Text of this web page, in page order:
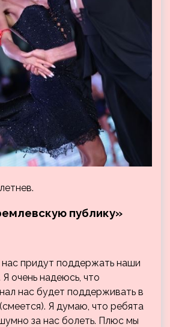
публику»
придут поддержать наши
очень надеюсь, что
нас будет поддерживать в
Я думаю, что ребята
за нас болеть. Плюс мы